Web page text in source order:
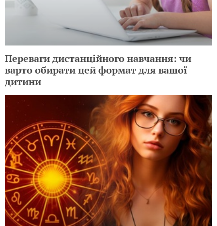
Переваги дистанційного навчання: чи
варто обирати цей формат для вашої
дитини